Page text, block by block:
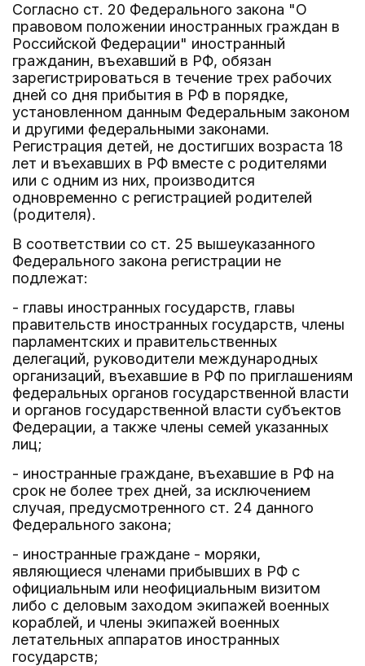
Согласно ст. 20 Федерального закона "О
правовом положении иностранных граждан в
Российской Федерации" иностранный
гражданин, въехавший в РФ, обязан
зарегистрироваться в течение трех рабочих
дней со дня прибытия в РФ в порядке,
установленном данным Федеральным законом
и другими федеральными законами.
Регистрация детей, не достигших возраста 18
лет и въехавших в РФ вместе с родителями
или с одним из них, производится
одновременно с регистрацией родителей
(родителя).
В соответствии со ст. 25 вышеуказанного
Федерального закона регистрации не
подлежат:
- главы иностранных государств, главы
правительств иностранных государств, члены
парламентских и правительственных
делегаций, руководители международных
организаций, въехавшие в РФ по приглашениям
федеральных органов государственной власти
и органов государственной власти субъектов
Федерации, а также члены семей указанных
лиц;
- иностранные граждане, въехавшие в РФ на
срок не более трех дней, за исключением
случая, предусмотренного ст. 24 данного
Федерального закона;
- иностранные граждане - моряки,
являющиеся членами прибывших в РФ с
официальным или неофициальным визитом
либо с деловым заходом экипажей военных
кораблей, и члены экипажей военных
летательных аппаратов иностранных
государств;